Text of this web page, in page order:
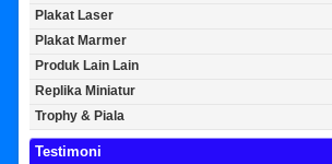
Plakat Laser
Plakat Marmer
Produk Lain Lain
Replika Miniatur
Trophy & Piala
Testimoni